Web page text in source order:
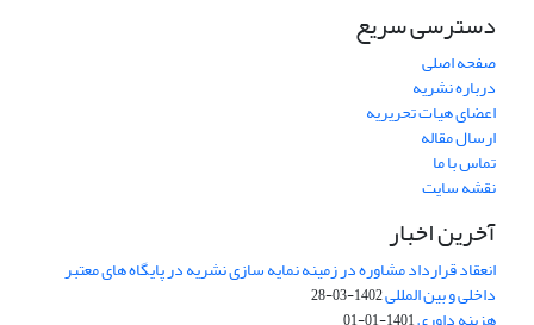
دسترسی سریع
صفحه اصلی
درباره نشریه
اعضای هیات تحریریه
ارسال مقاله
تماس با ما
نقشه سایت
آخرین اخبار
انعقاد قرارداد مشاوره در زمینه نمایه سازی نشریه در پایگاه های معتبر
داخلی و بین المللی1402-03-28